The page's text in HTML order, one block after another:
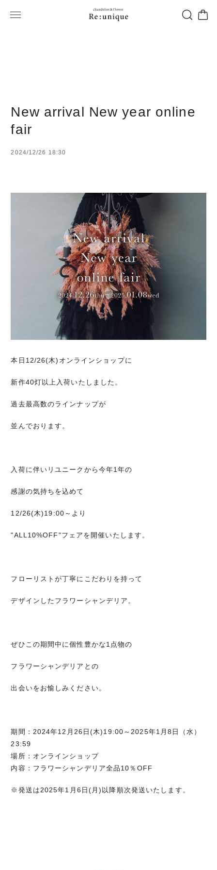
New arrival New year online
fair
2024/12/26 18:30
本日12/26(木)オンラインショップに
新作40灯以上入荷いたしました。
過去最高数のラインナップが
並んでおります。
入荷に伴いリユニークから今年1年の
感謝の気持ちを込めて
12/26(木)19:00～より
"ALL10%OFF"フェアを開催いたします。
フローリストが丁寧にこだわりを持って
デザインしたフラワーシャンデリア。
ぜひこの期間中に個性豊かな1点物の
フラワーシャンデリアとの
出会いをお愉しみください。
期間：2024年12月26日(木)19:00～2025年1月8日（水）
23:59
場所：オンラインショップ
内容：フラワーシャンデリア全品10％OFF
※発送は2025年1月6日(月)以降順次発送いたします。